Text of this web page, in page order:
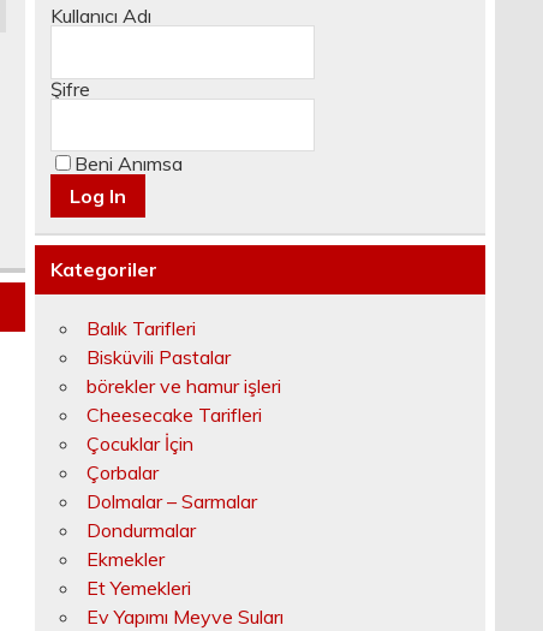
Kullanıcı Adı
Şifre
Beni Anımsa
Kategoriler
Balık Tarifleri
Bisküvili Pastalar
börekler ve hamur işleri
Cheesecake Tarifleri
Çocuklar İçin
Çorbalar
Dolmalar – Sarmalar
Dondurmalar
Ekmekler
Et Yemekleri
Ev Yapımı Meyve Suları